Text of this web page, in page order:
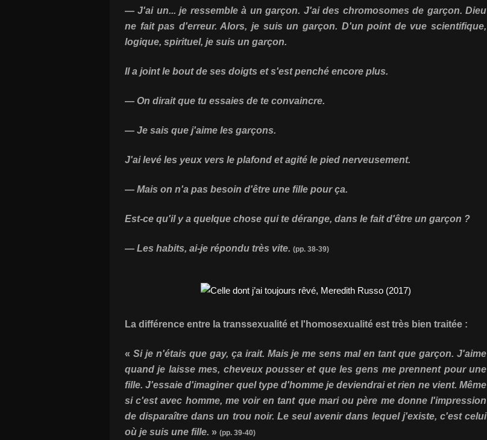
— J'ai un... je ressemble à un garçon. J'ai des chromosomes de garçon. Dieu
ne fait pas d'erreur. Alors, je suis un garçon. D'un point de vue scientifique,
logique, spirituel, je suis un garçon.
Il a joint le bout de ses doigts et s'est penché encore plus.
— On dirait que tu essaies de te convaincre.
— Je sais que j'aime les garçons.
J'ai levé les yeux vers le plafond et agité le pied nerveusement.
— Mais on n'a pas besoin d'être une fille pour ça.
Est-ce qu'il y a quelque chose qui te dérange, dans le fait d'être un garçon ?
— Les habits, ai-je répondu très vite. (pp. 38-39)
La différence entre la transsexualité et l'homosexualité est très bien traitée :
« Si je n'étais que gay, ça irait. Mais je me sens mal en tant que garçon. J'aime
quand je laisse mes, cheveux pousser et que les gens me prennent pour une
fille. J'essaie d'imaginer quel type d'homme je deviendrai et rien ne vient. Même
si c'est avec homme, me voir en tant que mari ou père me donne l'impression
de disparaître dans un trou noir. Le seul avenir dans lequel j'existe, c'est celui
où je suis une fille. » (pp. 39-40)